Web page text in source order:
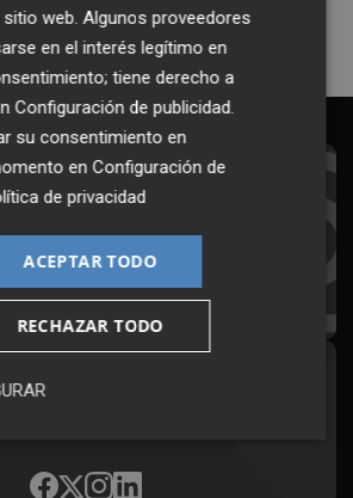
al Boletín
a primera hora en tu email
suscribirme!
en redes
web. Algunos proveedores
en el interés legítimo en
tiene derecho a
Configuración de publicidad.
su consentimiento en
enConfiguración de
de privacidad
ACEPTAR TODO
RECHAZAR TODO